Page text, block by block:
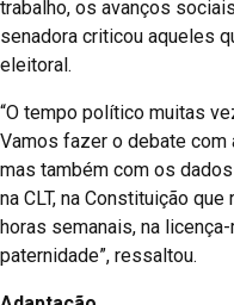
trabalho, os avanços
senadora criticou aqueles
eleitoral.
“O tempo político muitas
Vamos fazer o debate com
mas também com os
na CLT, na Constituição
horas semanais, na
paternidade”, ressaltou.